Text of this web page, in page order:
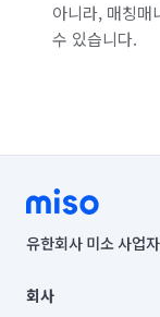
아니라, 매칭매
수 있습니다.
유한회사 미소 사업
00019 |
회사